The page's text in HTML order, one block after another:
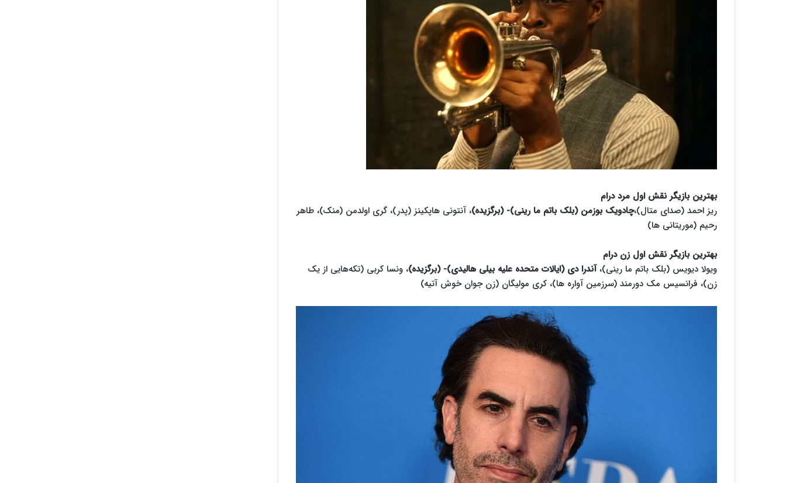
بهترین بازیگر نقش اول مرد درام
ریز احمد (صدای متال)،چادویک بوزمن (بلک باتم ما رینی)- (برگزیده)، آنتونی هاپکینز (پدر)، گری اولدمن (منک)، طاهر
رحیم (موریتانی ها)
بهترین بازیگر نقش اول زن درام
ویولا دیویس (بلک باتم ما رینی)، آندرا دی (ایالات متحده علیه بیلی هالیدی)- (برگزیده)، ونسا کربی (تکه‌هایی از یک
زن)، فرانسیس مک دورمند (سرزمین آواره ها)، کری مولیگان (زن جوان خوش آتیه)